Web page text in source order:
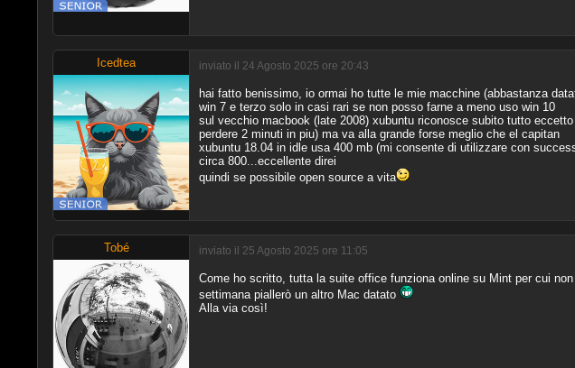
Icedtea inviato il 24 Agosto 2025 ore 20:43
hai fatto benissimo, io ormai ho tutte le mie macchine (abbastanza
win 7 e terzo solo in casi rari se non posso farne a meno uso win 10
sul vecchio macbook (late 2008) xubuntu riconosce subito tutto
perdere 2 minuti in piu) ma va alla grande forse meglio che el capitan
xubuntu 18.04 in idle usa 400 mb (mi consente di utilizzare con
circa 800...eccellente direi
quindi se possibile open source a vita
Tobé inviato il 25 Agosto 2025 ore 11:05
Come ho scritto, tutta la suite office funziona online su Mint per cui
settimana piallerò un altro Mac datato
Alla via così!